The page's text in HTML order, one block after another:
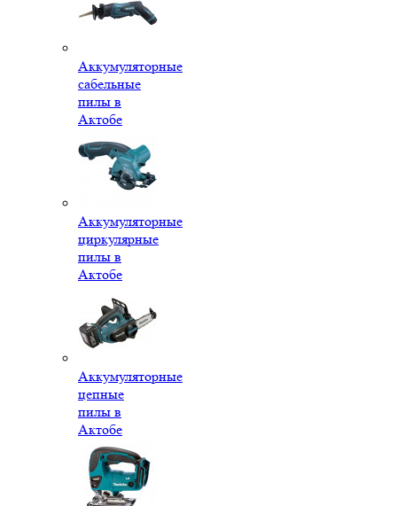
Аккумуляторные
сабельные
пилы в
Актобе
Аккумуляторные
циркулярные
пилы в
Актобе
Аккумуляторные
цепные
пилы в
Актобе